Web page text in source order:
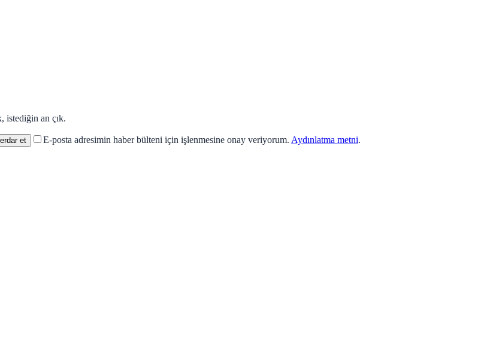
istediğin an çık.
et E-posta adresimin haber bülteni için işlenmesine onay veriyorum. Aydınlatma metni.